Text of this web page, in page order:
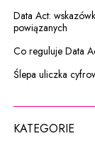
Data Act:
powiązanych
Co reguluje Data
Ślepa uliczka
KATEGORIE